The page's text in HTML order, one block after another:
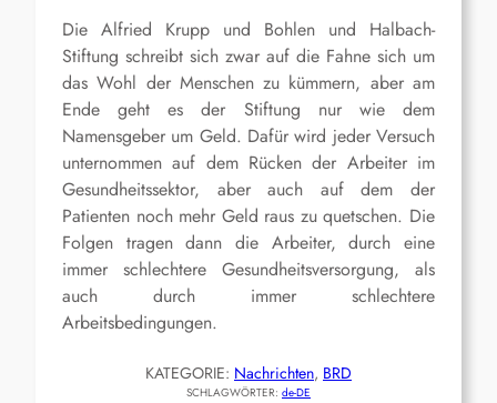
Die Alfried Krupp und Bohlen und Halbach-
Stiftung schreibt sich zwar auf die Fahne sich um
das Wohl der Menschen zu kümmern, aber am
Ende geht es der Stiftung nur wie dem
Namensgeber um Geld. Dafür wird jeder Versuch
unternommen auf dem Rücken der Arbeiter im
Gesundheitssektor, aber auch auf dem der
Patienten noch mehr Geld raus zu quetschen. Die
Folgen tragen dann die Arbeiter, durch eine
immer schlechtere Gesundheitsversorgung, als
auch durch immer schlechtere
Arbeitsbedingungen.
KATEGORIE: Nachrichten, BRD
SCHLAGWÖRTER: de-DE